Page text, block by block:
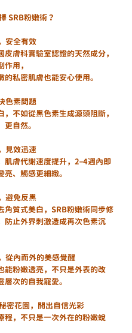
SRB粉嫩術？
安全有效
皮膚科實驗室認證的天然成分，
用，
的私密肌膚也能安心使用。
色素問題
，不如從黑色素生成源頭阻斷，
自然。
見效迅速
肌膚代謝速度提升，2–4週內即
亮、觸感更細緻。
避免反黑
角質式美白，SRB粉嫩術同步修
防止外界刺激造成再次色素沉
從內而外的美感覺醒
能粉嫩透亮，不只是外表的改
層次的自我寵愛。
密花園，開出自信光彩
程，不只是一次外在的粉嫩蛻